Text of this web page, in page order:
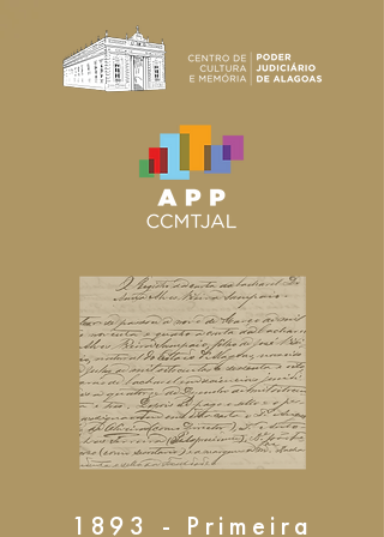
1893 - Primeira